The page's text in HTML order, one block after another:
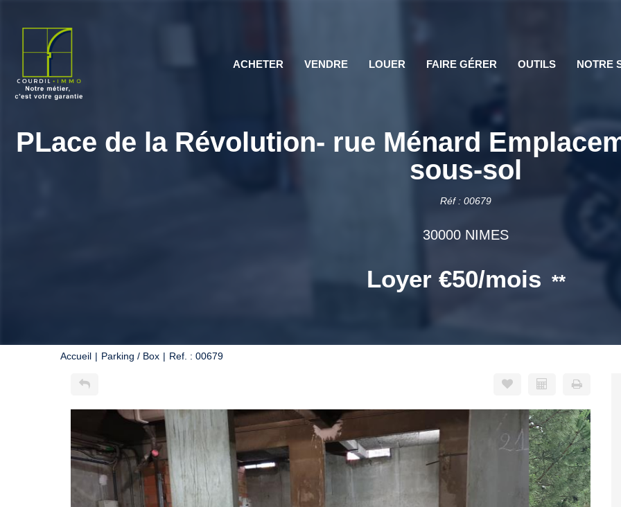
ACHETER VENDRE LOUER FAIRE GÉRER OUTILS NOTRE
PLace de la Révolution- rue Ménard
sous-sol
Réf : 00679
30000 NIMES
Loyer €50/mois **
Accueil Parking / Box Ref. : 00679